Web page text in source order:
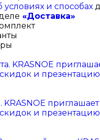
и способах
«Доставка»
KRASNOE
и